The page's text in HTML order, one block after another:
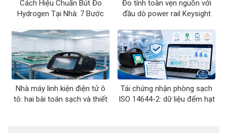
Cách Hiệu Chuẩn Bút Đo
Hydrogen Tại Nhà: 7 Bước
Đo tính toàn vẹn nguồn với
đầu dò power rail Keysight
Nhà máy linh kiện điện tử ô
tô: hai bài toán sạch và thiết
Tái chứng nhận phòng sạch
ISO 14644-2: dữ liệu đếm hạt